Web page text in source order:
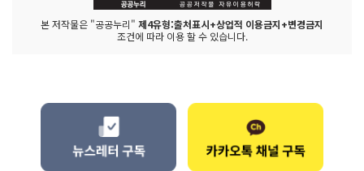
본 저작물은 "공공누리" 제4유형:출처표시+상업적 이용금지+변경금지
조건에 따라 이용 할 수 있습니다.